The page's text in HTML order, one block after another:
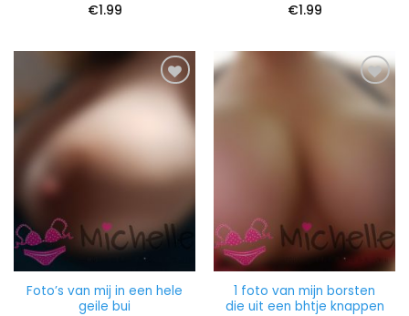
€1.99
€1.99
Foto’s van mij in een hele
geile bui
1 foto van mijn borsten
die uit een bhtje knappen